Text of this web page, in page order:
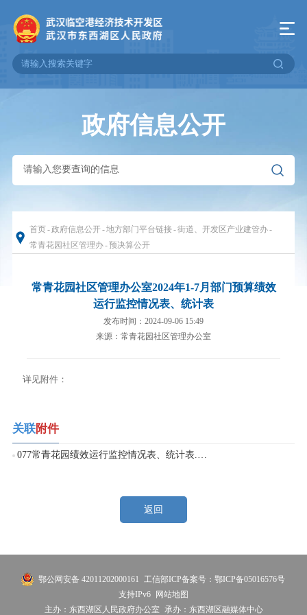
政府信息公开
首页-政府信息公开-地方部门平台链接-街道、开发区产业建管办-
常青花园社区管理办-预决算公开
常青花园社区管理办公室2024年1-7月部门预算绩效
运行监控情况表、统计表
发布时间：2024-09-06 15:49
来源：常青花园社区管理办公室
详见附件：
关联附件
077常青花园绩效运行监控情况表、统计表.xlsx
返回
鄂公网安备 42011202000161
工信部ICP备案号：鄂ICP备05016576号
支持IPv6 网站地图
主办：东西湖区人民政府办公室
承办：东西湖区融媒体中心